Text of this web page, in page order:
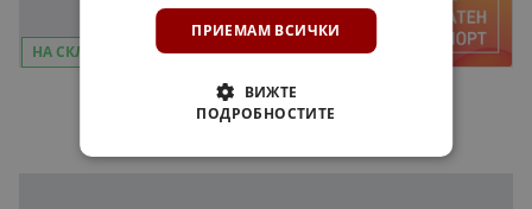
НА СКЛАД
ДОЛЕН ЪГЛОВ ШКАФ МАРТА 90/90
104,00 €
ПРИЕМАМ ВСИЧКИ
ВИЖТЕ
ПОДРОБНОСТИТЕ